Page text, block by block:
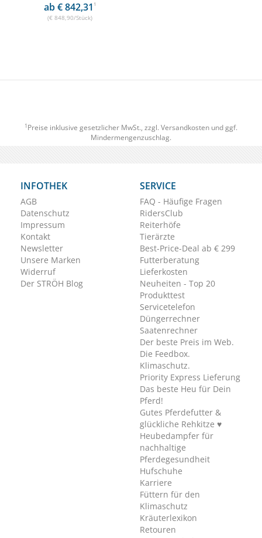
ab € 842,31 1
(€ 848,90/Stück)
1 Preise inklusive gesetzlicher MwSt., zzgl. Versandkosten und ggf.
Mindermengenzuschlag.
INFOTHEK
AGB
Datenschutz
Impressum
Kontakt
Newsletter
Unsere Marken
Widerruf
Der STRÖH Blog
SERVICE
FAQ - Häufige Fragen
RidersClub
Reiterhöfe
Tierärzte
Best-Price-Deal ab € 299
Futterberatung
Lieferkosten
Neuheiten - Top 20
Produkttest
Servicetelefon
Düngerrechner
Saatenrechner
Der beste Preis im Web.
Die Feedbox.
Klimaschutz.
Priority Express Lieferung
Das beste Heu für Dein
Pferd!
Gutes Pferdefutter &
glückliche Rehkitze ♥
Heubedampfer für
nachhaltige
Pferdegesundheit
Hufschuhe
Karriere
Füttern für den
Klimaschutz
Kräuterlexikon
Retouren